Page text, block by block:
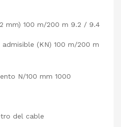
mm) 100 m/200 m 9.2 / 9.4
(KN) 100 m/200 m
N/100 mm 1000
del cable